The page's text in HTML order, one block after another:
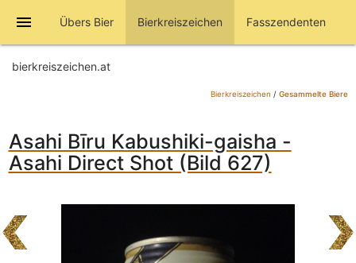
menu Übers Bier Bierkreiszeichen Fasszendenten
bierkreiszeichen.at
Bierkreiszeichen / Gesammelte Biere
Asahi Bīru Kabushiki-gaisha -
Asahi Direct Shot (Bild 627)